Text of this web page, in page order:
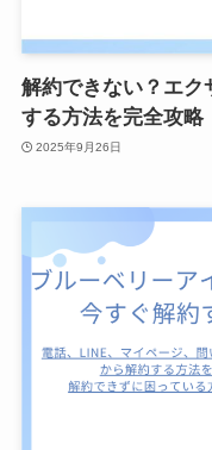
解約できない？エク
する方法を完全攻略
2025年9月26日